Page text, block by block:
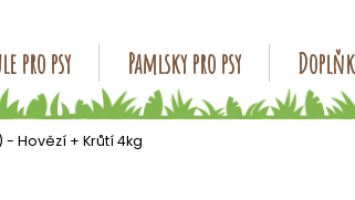
pro psy Pamlsky pro psy
Hovězí + Krůtí 4kg
potřebujete najít?